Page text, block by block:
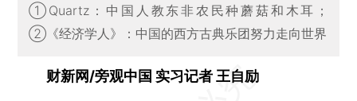
①Quartz：中国人教东非农民种蘑菇和木耳；
②《经济学人》：中国的西方古典乐团努力走向世界
财新网/旁观中国 实习记者 王自励